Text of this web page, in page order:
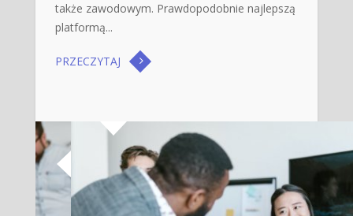
także zawodowym. Prawdopodobnie najlepszą
platformą...
PRZECZYTAJ